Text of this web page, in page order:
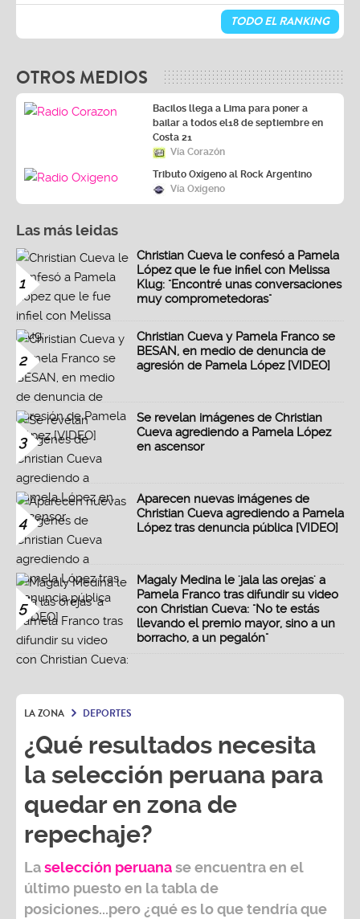
TODO EL RANKING
OTROS MEDIOS
Bacilos llega a Lima para poner a
bailar a todos el18 de septiembre en
Costa 21
Vía Corazón
Tributo Oxígeno al Rock Argentino
Vía Oxígeno
Las más leidas
1
Christian Cueva le confesó a Pamela
López que le fue infiel con Melissa
Klug: "Encontré unas conversaciones
muy comprometedoras"
2
Christian Cueva y Pamela Franco se
BESAN, en medio de denuncia de
agresión de Pamela López [VIDEO]
3
Se revelan imágenes de Christian
Cueva agrediendo a Pamela López
en ascensor
4
Aparecen nuevas imágenes de
Christian Cueva agrediendo a Pamela
López tras denuncia pública [VIDEO]
5
Magaly Medina le 'jala las orejas' a
Pamela Franco tras difundir su video
con Christian Cueva: "No te estás
llevando el premio mayor, sino a un
borracho, a un pegalón"
LA ZONA DEPORTES
¿Qué resultados necesita
la selección peruana para
quedar en zona de
repechaje?
Laselección peruanase encuentra en el
último puesto en la tabla de
posiciones...pero ¿qué es lo que tendría que